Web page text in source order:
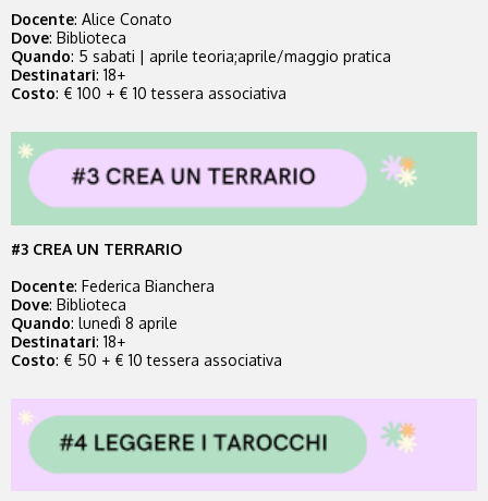
Docente: Alice Conato
Dove: Biblioteca
Quando: 5 sabati | aprile teoria;aprile/maggio pratica
Destinatari: 18+
Costo: € 100 + € 10 tessera associativa
#3 CREA UN TERRARIO
Docente: Federica Bianchera
Dove: Biblioteca
Quando: lunedì 8 aprile
Destinatari: 18+
Costo: € 50 + € 10 tessera associativa